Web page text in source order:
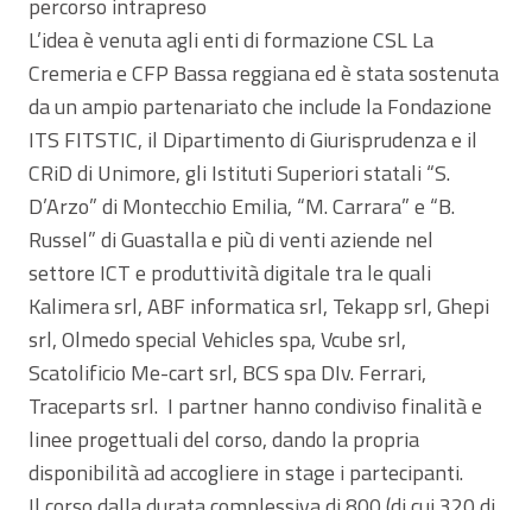
percorso intrapreso
L’idea è venuta agli enti di formazione CSL La
Cremeria e CFP Bassa reggiana ed è stata sostenuta
da un ampio partenariato che include la Fondazione
ITS FITSTIC, il Dipartimento di Giurisprudenza e il
CRiD di Unimore, gli Istituti Superiori statali “S.
D’Arzo” di Montecchio Emilia, “M. Carrara” e “B.
Russel” di Guastalla e più di venti aziende nel
settore ICT e produttività digitale tra le quali
Kalimera srl, ABF informatica srl, Tekapp srl, Ghepi
srl, Olmedo special Vehicles spa, Vcube srl,
Scatolificio Me-cart srl, BCS spa DIv. Ferrari,
Traceparts srl. I partner hanno condiviso finalità e
linee progettuali del corso, dando la propria
disponibilità ad accogliere in stage i partecipanti.